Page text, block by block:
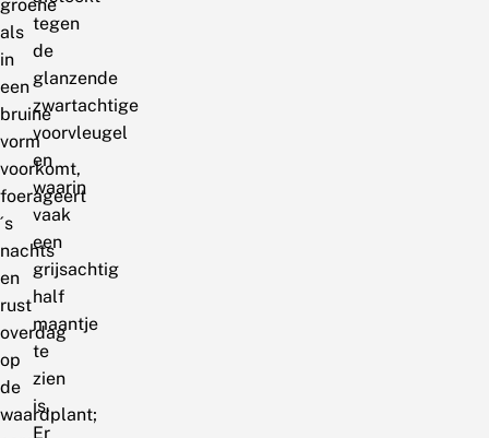
groene
als
in
een
bruine
vorm
voorkomt,
foerageert
´s
nachts
en
rust
overdag
op
de
waardplant;
tegen
de
glanzende
zwartachtige
voorvleugel
en
waarin
vaak
een
grijsachtig
half
maantje
te
zien
is.
Er